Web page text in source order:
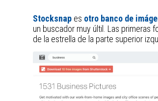
Stocksnap es otro banco de
un buscador muy últil. Las primeras
de la estrella de la parte superior